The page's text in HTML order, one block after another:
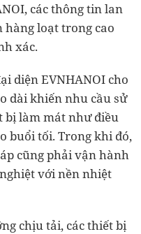
các thông tin lan
hàng loạt trong cao
xác.
diện EVNHANOI cho
dài khiến nhu cầu sử
bị làm mát như điều
buổi tối. Trong khi đó,
cũng phải vận hành
với nền nhiệt
chịu tải, các thiết bị